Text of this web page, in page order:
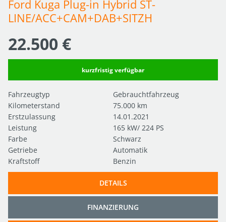
Ford Kuga Plug-in Hybrid ST-
LINE/ACC+CAM+DAB+SITZH
22.500 €
kurzfristig verfügbar
Fahrzeugtyp
Gebrauchtfahrzeug
Kilometerstand
75.000 km
Erstzulassung
14.01.2021
Leistung
165 kW/ 224 PS
Farbe
Schwarz
Getriebe
Automatik
Kraftstoff
Benzin
DETAILS
FINANZIERUNG